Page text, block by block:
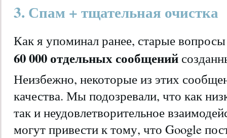
3. Спам + тщательная очистка
Как я упоминал ранее, старые
60 000 отдельных сообщений
Неизбежно, некоторые из этих
качества. Мы подозревали, что как
так и неудовлетворительное
могут привести к тому, что Google